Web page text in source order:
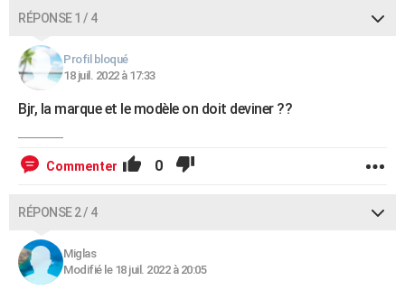
FORUM
RÉPONSE 1 / 4
Profil bloqué
18 juil. 2022 à 17:33
Bjr, la marque et le modèle on doit deviner ??
Commenter 0
RÉPONSE 2 / 4
Miglas
Modifié le 18 juil. 2022 à 20:05